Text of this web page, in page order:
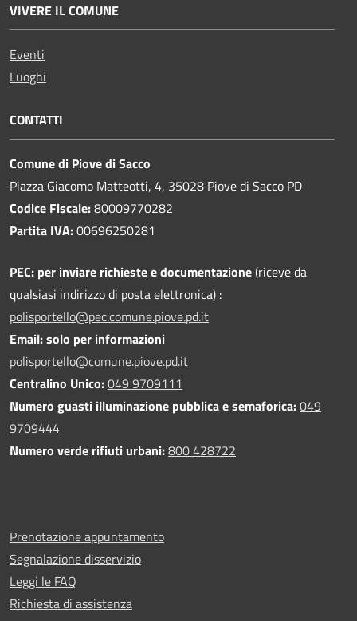
VIVERE IL COMUNE
Eventi
Luoghi
CONTATTI
Comune di Piove di Sacco
Piazza Giacomo Matteotti, 4, 35028 Piove di Sacco PD
Codice Fiscale:80009770282
Partita IVA:00696250281
PEC: per inviare richieste e documentazione(riceve da
qualsiasi indirizzo di posta elettronica) :
polisportello@pec.comune.piove.pd.it
Email: solo per informazioni
polisportello@comune.piove.pd.it
Centralino Unico:049 9709111
Numero guasti illuminazione pubblica e semaforica:049
9709444
Numero verde rifiuti urbani:800 428722
Prenotazione appuntamento
Segnalazione disservizio
Leggi le FAQ
Richiesta di assistenza